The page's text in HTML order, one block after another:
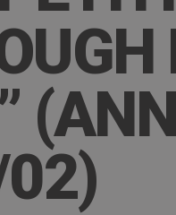
02)